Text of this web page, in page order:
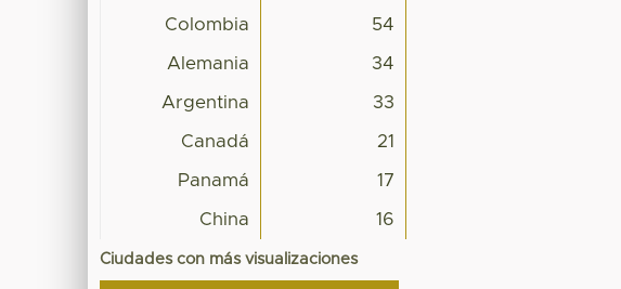
Colombia 54
Alemania 34
Argentina 33
Canadá 21
Panamá 17
China 16
Ciudades con más visualizaciones